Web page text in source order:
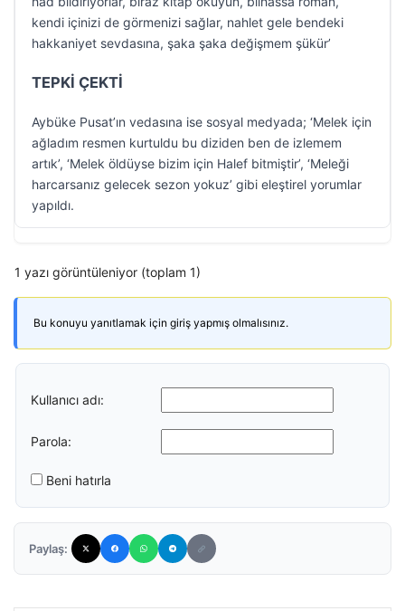
kendi içinizi de görmenizi sağlar, nahlet gele bendeki
hakkaniyet sevdasına, şaka şaka değişmem şükür’
TEPKİ ÇEKTİ
Aybüke Pusat’ın vedasına ise sosyal medyada; ‘Melek için
ağladım resmen kurtuldu bu diziden ben de izlemem
artık’, ‘Melek öldüyse bizim için Halef bitmiştir’, ‘Meleği
harcarsanız gelecek sezon yokuz’ gibi eleştirel yorumlar
yapıldı.
1 yazı görüntüleniyor (toplam 1)
Bu konuyu yanıtlamak için giriş yapmış olmalısınız.
Kullanıcı adı:
Parola:
Beni hatırla
Paylaş: